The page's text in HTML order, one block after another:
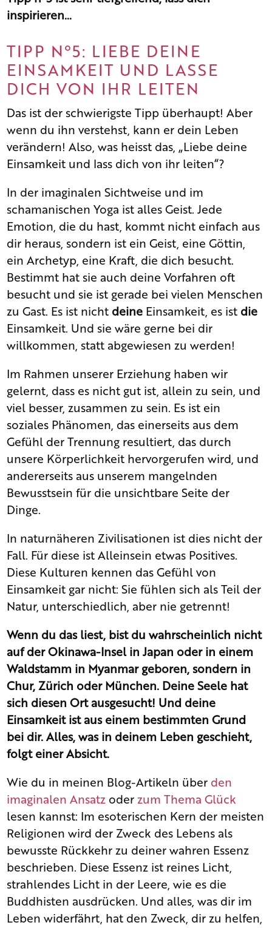
inspirieren…
TIPP N°5: LIEBE DEINE
EINSAMKEIT UND LASSE
DICH VON IHR LEITEN
Das ist der schwierigste Tipp überhaupt! Aber
wenn du ihn verstehst, kann er dein Leben
verändern! Also, was heisst das, „Liebe deine
Einsamkeit und lass dich von ihr leiten“?
In der imaginalen Sichtweise und im
schamanischen Yoga ist alles Geist. Jede
Emotion, die du hast, kommt nicht einfach aus
dir heraus, sondern ist ein Geist, eine Göttin,
ein Archetyp, eine Kraft, die dich besucht.
Bestimmt hat sie auch deine Vorfahren oft
besucht und sie ist gerade bei vielen Menschen
zu Gast. Es ist nicht deine Einsamkeit, es ist die
Einsamkeit. Und sie wäre gerne bei dir
willkommen, statt abgewiesen zu werden!
Im Rahmen unserer Erziehung haben wir
gelernt, dass es nicht gut ist, allein zu sein, und
viel besser, zusammen zu sein. Es ist ein
soziales Phänomen, das einerseits aus dem
Gefühl der Trennung resultiert, das durch
unsere Körperlichkeit hervorgerufen wird, und
andererseits aus unserem mangelnden
Bewusstsein für die unsichtbare Seite der
Dinge.
In naturnäheren Zivilisationen ist dies nicht der
Fall. Für diese ist Alleinsein etwas Positives.
Diese Kulturen kennen das Gefühl von
Einsamkeit gar nicht: Sie fühlen sich als Teil der
Natur, unterschiedlich, aber nie getrennt!
Wenn du das liest, bist du wahrscheinlich nicht
auf der Okinawa-Insel in Japan oder in einem
Waldstamm in Myanmar geboren, sondern in
Chur, Zürich oder München. Deine Seele hat
sich diesen Ort ausgesucht! Und deine
Einsamkeit ist aus einem bestimmten Grund
bei dir. Alles, was in deinem Leben geschieht,
folgt einer Absicht.
Wie du in meinen Blog-Artikeln über den
imaginalen Ansatz oderzum Thema Glück
lesen kannst: Im esoterischen Kern der meisten
Religionen wird der Zweck des Lebens als
bewusste Rückkehr zu deiner wahren Essenz
beschrieben. Diese Essenz ist reines Licht,
strahlendes Licht in der Leere, wie es die
Buddhisten ausdrücken. Und alles, was dir im
Leben widerfährt, hat den Zweck, dir zu helfen,